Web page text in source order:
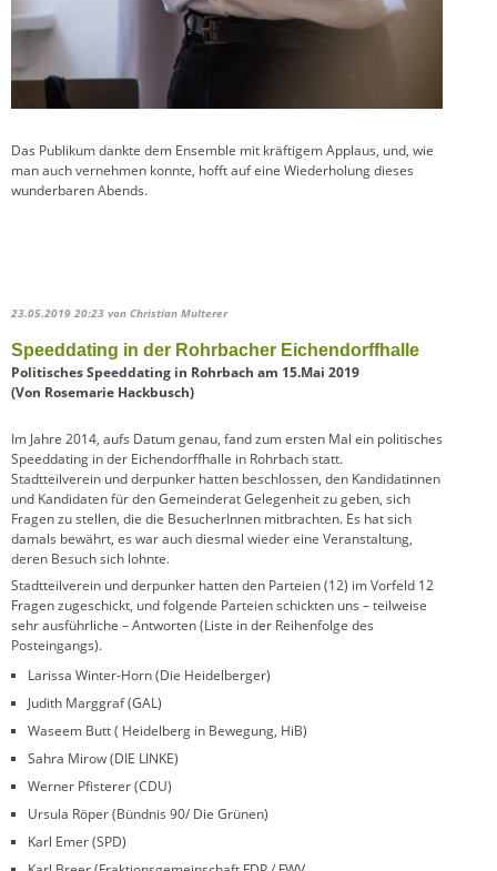
Das Publikum dankte dem Ensemble mit kräftigem Applaus, und, wie
man auch vernehmen konnte, hofft auf eine Wiederholung dieses
wunderbaren Abends.
23.05.2019 20:23 von Christian Multerer
Speeddating in der Rohrbacher Eichendorffhalle
Politisches Speeddating in Rohrbach am 15.Mai 2019
(Von Rosemarie Hackbusch)
Im Jahre 2014, aufs Datum genau, fand zum ersten Mal ein politisches
Speeddating in der Eichendorffhalle in Rohrbach statt.
Stadtteilverein und derpunker hatten beschlossen, den Kandidatinnen
und Kandidaten für den Gemeinderat Gelegenheit zu geben, sich
Fragen zu stellen, die die BesucherInnen mitbrachten. Es hat sich
damals bewährt, es war auch diesmal wieder eine Veranstaltung,
deren Besuch sich lohnte.
Stadtteilverein und derpunker hatten den Parteien (12) im Vorfeld 12
Fragen zugeschickt, und folgende Parteien schickten uns – teilweise
sehr ausführliche – Antworten (Liste in der Reihenfolge des
Posteingangs).
Larissa Winter-Horn (Die Heidelberger)
Judith Marggraf (GAL)
Waseem Butt ( Heidelberg in Bewegung, HiB)
Sahra Mirow (DIE LINKE)
Werner Pfisterer (CDU)
Ursula Röper (Bündnis 90/ Die Grünen)
Karl Emer (SPD)